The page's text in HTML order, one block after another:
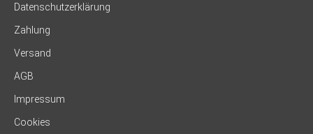
Datenschutzerklärung
Zahlung
Versand
AGB
Impressum
Cookies